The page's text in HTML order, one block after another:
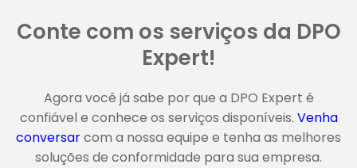
Conte com os serviços da DPO
Expert!
Agora você já sabe por que a DPO Expert é
confiável e conhece os serviços disponíveis. Venha
conversarcom a nossa equipe e tenha as melhores
soluções de conformidade para sua empresa.